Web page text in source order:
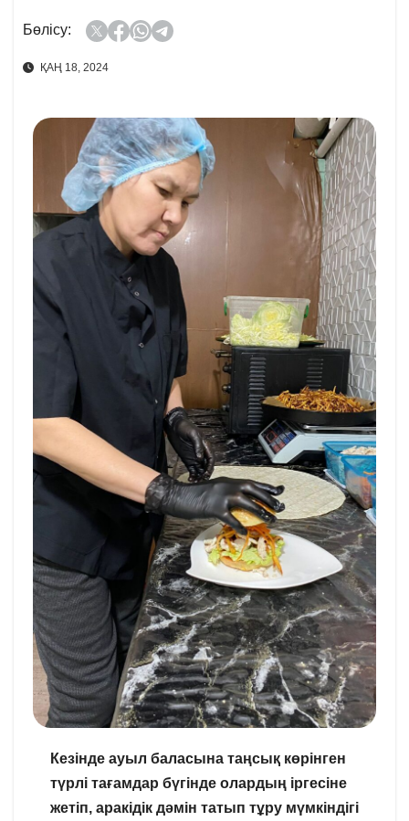
Бөлісу:
ҚАҢ 18, 2024
Кезінде ауыл баласына таңсық көрінген
түрлі тағамдар бүгінде олардың іргесіне
жетіп, аракідік дәмін татып тұру мүмкіндігі